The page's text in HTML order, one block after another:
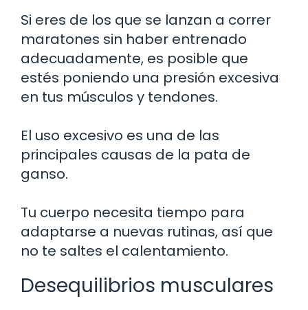
Si eres de los que se lanzan a correr
maratones sin haber entrenado
adecuadamente, es posible que
estés poniendo una presión excesiva
en tus músculos y tendones.
El uso excesivo es una de las
principales causas de la pata de
ganso.
Tu cuerpo necesita tiempo para
adaptarse a nuevas rutinas, así que
no te saltes el calentamiento.
Desequilibrios musculares